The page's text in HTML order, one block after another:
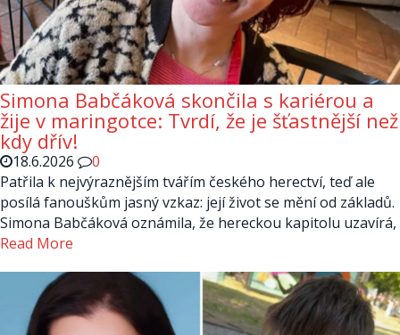
Simona Babčáková skončila s kariérou a
žije v maringotce: Tvrdí, že je šťastnější než
kdy dřív!
18.6.2026
0
Patřila k nejvýraznějším tvářím českého herectví, teď ale
posílá fanouškům jasný vzkaz: její život se mění od základů.
Simona Babčáková oznámila, že hereckou kapitolu uzavírá,
Read More